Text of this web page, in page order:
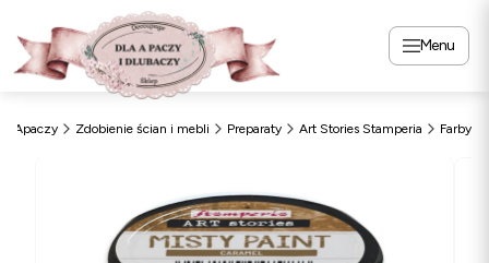
Menu
Zdobienie ścian i mebli Preparaty Art Stories Stamperia Farby